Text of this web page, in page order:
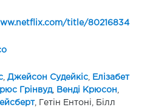
title/80216834
, Джейсон Судейкіс,
Елізабет
Грінвуд, Венді Крюсон
, Гетін Ентоні, Білл